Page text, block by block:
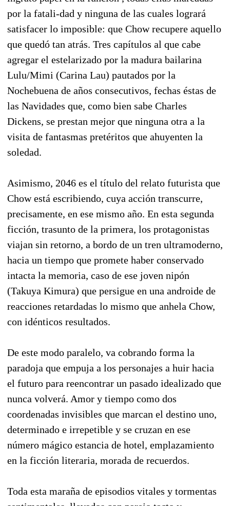
por la fatali-dad y ninguna de las cuales logrará
satisfacer lo imposible: que Chow recupere aquello
que quedó tan atrás. Tres capítulos al que cabe
agregar el estelarizado por la madura bailarina
Lulu/Mimi (Carina Lau) pautados por la
Nochebuena de años consecutivos, fechas éstas de
las Navidades que, como bien sabe Charles
Dickens, se prestan mejor que ninguna otra a la
visita de fantasmas pretéritos que ahuyenten la
soledad.
Asimismo, 2046 es el título del relato futurista que
Chow está escribiendo, cuya acción transcurre,
precisamente, en ese mismo año. En esta segunda
ficción, trasunto de la primera, los protagonistas
viajan sin retorno, a bordo de un tren ultramoderno,
hacia un tiempo que promete haber conservado
intacta la memoria, caso de ese joven nipón
(Takuya Kimura) que persigue en una androide de
reacciones retardadas lo mismo que anhela Chow,
con idénticos resultados.
De este modo paralelo, va cobrando forma la
paradoja que empuja a los personajes a huir hacia
el futuro para reencontrar un pasado idealizado que
nunca volverá. Amor y tiempo como dos
coordenadas invisibles que marcan el destino uno,
determinado e irrepetible y se cruzan en ese
número mágico estancia de hotel, emplazamiento
en la ficción literaria, morada de recuerdos.
Toda esta maraña de episodios vitales y tormentas